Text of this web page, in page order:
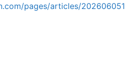
pages/articles/202606051